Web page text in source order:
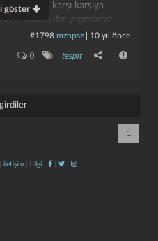
tercihlerle karşı karşıya
fedakarlıklar yapmamız
tercih ederiz. ancak
bu da insanlarda kırılma
göster
#1798 mzhpsz 10 yıl önce
0 tespit
1
kapat kaydet
iletişim| bilgi| | |